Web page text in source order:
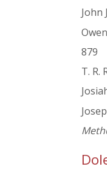
John
879
T. R.